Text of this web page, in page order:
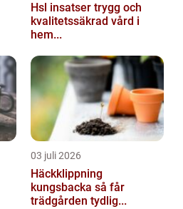
Hsl insatser trygg och
kvalitetssäkrad vård i
hem...
03 juli 2026
Häckklippning
kungsbacka så får
trädgården tydlig...